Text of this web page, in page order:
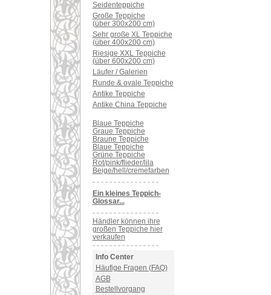
Seidenteppiche
Große Teppiche
(über 300x200 cm)
Sehr große XL Teppiche
(über 400x200 cm)
Riesige XXL Teppiche
(über 600x200 cm)
Läufer / Galerien
Runde & ovale Teppiche
Antike Teppiche
Antike China Teppiche
Blaue Teppiche
Graue Teppiche
Braune Teppiche
Blaue Teppiche
Grüne Teppiche
Rot/pink/flieder/lila
Beige/hell/cremefarben
Ein kleines Teppich-
Glossar...
Händler können ihre
großen Teppiche hier
verkaufen
Info Center
Häufige Fragen (FAQ)
AGB
Bestellvorgang